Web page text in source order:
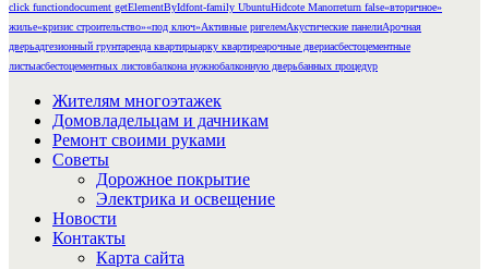
click functiondocument getElementByIdfont-family UbuntuHidcote Manorreturn false«вторичное»
жилье«кризис строительство»«под ключ»Активные ригелемАкустические панелиАрочная
дверьадгезионный грунтаренда квартирыарку квартиреарочные двериасбестоцементные
листыасбестоцементных листовбалкона нужнобалконную дверьбанных процедур
Жителям многоэтажек
Домовладельцам и дачникам
Ремонт своими руками
Советы
Дорожное покрытие
Электрика и освещение
Новости
Контакты
Карта сайта